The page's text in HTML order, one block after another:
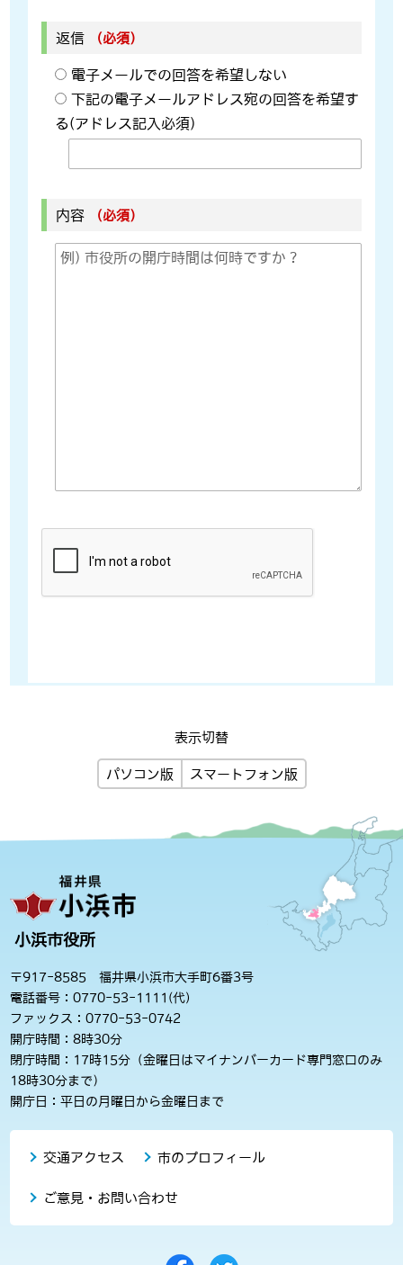
返信 （必須）
電子メールでの回答を希望しない
下記の電子メールアドレス宛の回答を希望す
る(アドレス記入必須)
内容 （必須）
表示切替
パソコン版 スマートフォン版
小浜市役所
〒917-8585 福井県小浜市大手町6番3号
電話番号：0770-53-1111(代)
ファックス：0770-53-0742
開庁時間：8時30分
閉庁時間：17時15分（金曜日はマイナンバーカード専門窓口のみ
18時30分まで）
開庁日：平日の月曜日から金曜日まで
交通アクセス 市のプロフィール
ご意見・お問い合わせ